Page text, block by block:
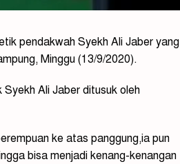
pendakwah Syekh Ali Jaber yang
Minggu (13/9/2020).
Ali Jaber ditusuk oleh
ke atas panggung,ia pun
bisa menjadi kenang-kenangan